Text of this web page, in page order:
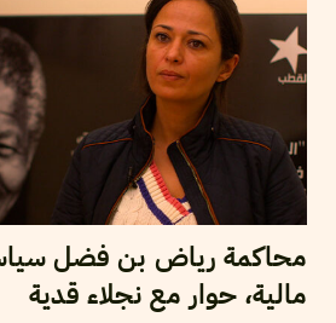
محاكمة رياض بن فضل
مالية، حوار مع نجلاء قدية